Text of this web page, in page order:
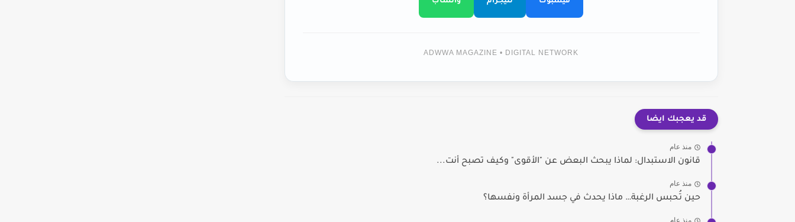
ADWWA MAGAZINE • DIGITAL NETWORK
قد يعجبك ايضا
منذ عام
قانون الاستبدال: لماذا يبحث البعض عن "الأقوى" وكيف تصبح أنت...
منذ عام
حين تُحبس الرغبة… ماذا يحدث في جسد المرأة ونفسها؟